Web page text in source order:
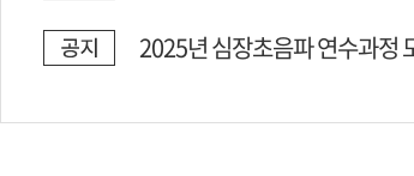
2025년 심장초음파 연수과정